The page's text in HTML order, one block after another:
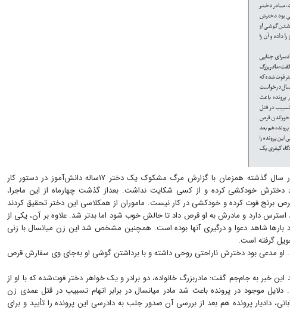
به‌گزارش خبرنگار جام‌جم، رسیدگی به این پرونده اواخر بهار سال گذشته همزمان با گزارش مرگ مشکوک یک دختر ۱۷ساله دانش‌آموز در دستور کار
دخترش خودکشی کرده و از کسی شکایت نداشت. بعداز گذشت چهارماه از این ماجرا،
قرص برنج فوت کرده و خودکشی در کار نیست. ماموران از همکلاسی این دختر تحقیق کردند
دارد و مادرش به او قرص داد تا حالش خوب شود اما بدتر شد. علاوه بر آن، یکی از
بارها شاهد دعوا و درگیری آنها بوده است. همچنین مشخص شد این زن میانسال با زنی
گرفته است.
او مدعی بود دخترش ناراحتی روحی داشته و با برداشتن گوشی او به‌جای وی سفارش قرص
این خبر به جام‌جم گفت‌: مادربزرگ خانواده، دو برادر و یک خواهر دختر فوت‌شده که با او از
موجود در پرونده باعث شد مادر میانسال در برابر اتهام تسبیب در قتل عمدی زن
دادیار پرونده هم بعد از بررسی آن صدور جلب به دادرسی این پرونده را تأیید و برای